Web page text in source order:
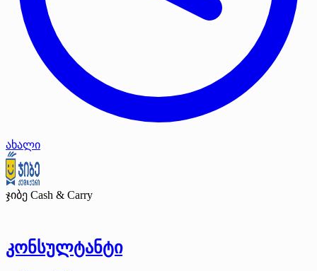
ახალი
ჯიბე Cash & Carry
კონსულტანტი